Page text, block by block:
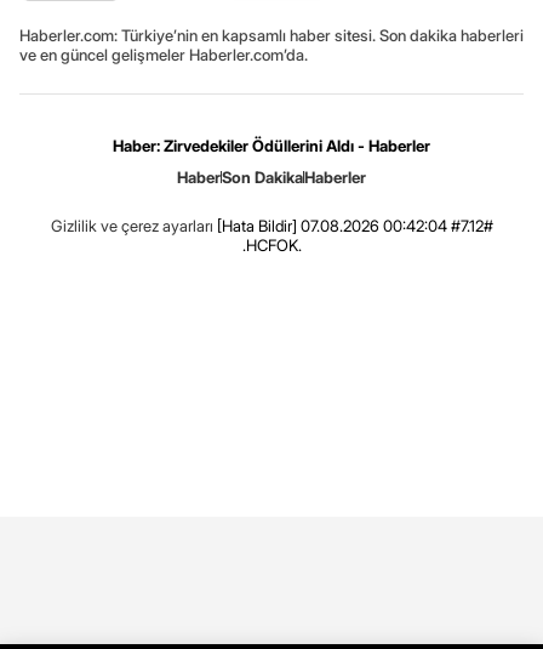
Haberler.com: Türkiye’nin en kapsamlı haber sitesi. Son dakika haberleri
ve en güncel gelişmeler Haberler.com’da.
Haber: Zirvedekiler Ödüllerini Aldı - Haberler
HaberSon DakikaHaberler
Gizlilik ve çerez ayarları [Hata Bildir] 07.08.2026 00:42:04 #7.12#
.HCFOK.